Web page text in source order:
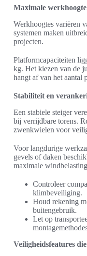
Maximale
Werkhoogtes variëren
systemen maken
projecten.
Platformcapaciteiten
kg. Het kiezen van de
hangt af van het aantal
Stabiliteit en
Een stabiele steiger
bij verrijdbare torens.
zwenkwielen voor
Voor langdurige
gevels of daken
maximale
Controleer
klimbeveiliging.
Houd rekening
buitengebruik.
Let op
Veiligheidsfeatures